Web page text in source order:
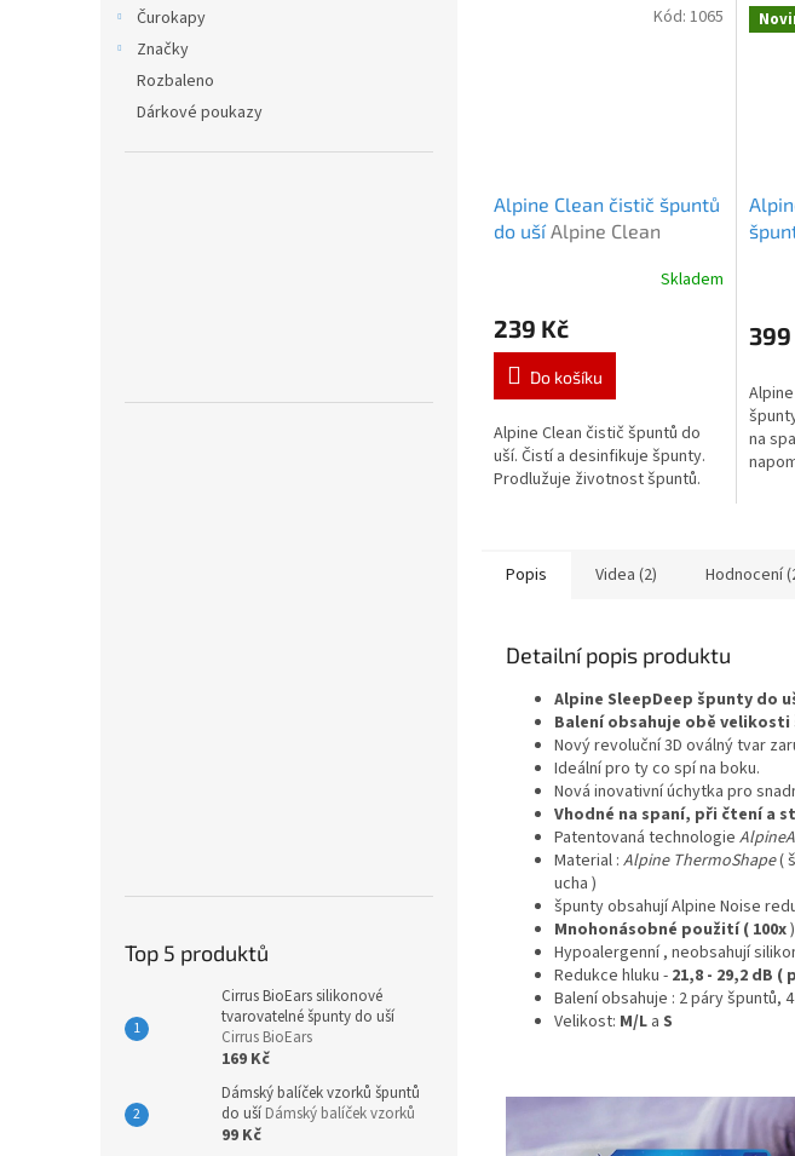
Čurokapy
Značky
Rozbaleno
Dárkové poukazy
Top 5 produktů
Cirrus BioEars silikonové
tvarovatelné špunty do uší
Cirrus BioEars
169 Kč
Dámský balíček vzorků špuntů
do uší Dámský balíček vzorků
99 Kč
Alpine Clean čistič špuntů
do uší Alpine Clean
Skladem
239 Kč
Do košíku
Alpine Clean čistič špuntů do
uší. Čistí a desinfikuje špunty.
Prodlužuje životnost špuntů.
Kód: 1065
je
z
5
na
Popis Videa (2) Hodnocení
Detailní popis produktu
Alpine SleepDeep špunty do
Balení obsahuje obě velikosti
Nový revoluční 3D oválný tvar
Ideální pro ty co spí na boku.
Nová inovativní úchytka pro
Vhodné na spaní, při čtení a
Patentovaná technologie
Material : Alpine ThermoShape(
ucha )
špunty obsahují Alpine Noise
Mnohonásobné použití ( 100x
Hypoalergenní , neobsahují
Redukce hluku - 21,8 - 29,2 dB
Balení obsahuje : 2 páry špuntů,
Velikost: M/L a S